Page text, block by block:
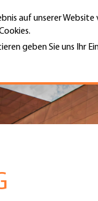
auf unserer Website
geben Sie uns Ihr